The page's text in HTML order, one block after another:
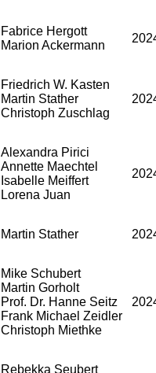
Fabrice Hergott
Marion Ackermann
Friedrich W. Kasten
Martin Stather
Christoph Zuschlag
Alexandra Pirici
Annette Maechtel
Isabelle Meiffert
Lorena Juan
Martin Stather
Mike Schubert
Martin Gorholt
Prof. Dr. Hanne Seitz
Frank Michael Zeidler
Christoph Miethke
Rebekka Seubert